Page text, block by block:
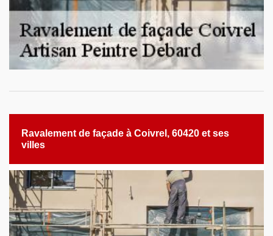
Ravalement de façade à Coivrel, 60420 et ses
villes